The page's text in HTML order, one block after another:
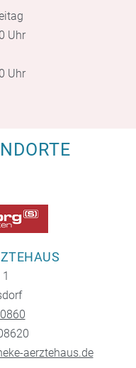
Uhr
Uhr
aerztehaus.de